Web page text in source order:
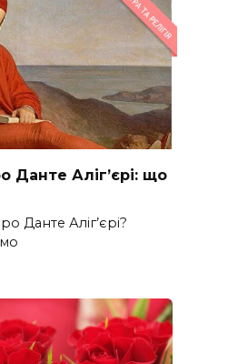
Данте Аліг’єрі: що
Данте Аліг’єрі?